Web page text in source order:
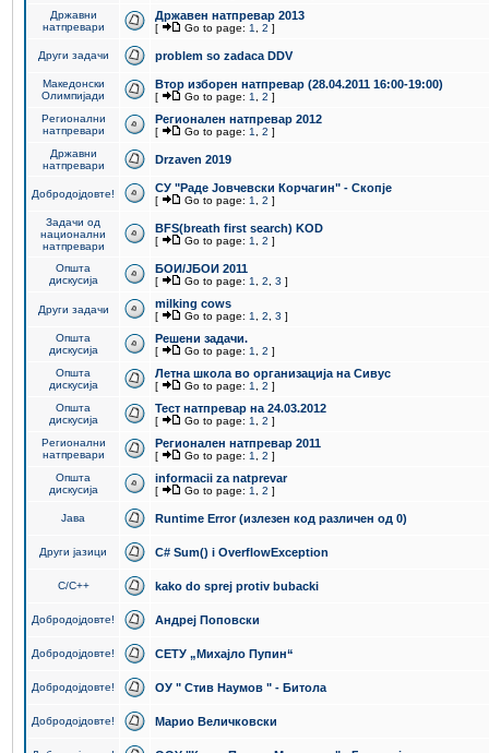
Државни
натпревари
Државен натпревар 2013
[ Go to page: 1 2 ]
Други задачи problem so zadaca DDV
Македонски
Олимпијади
Втор изборен натпревар (28.04.2011 16:00-19:00)
[ Go to page: 1 2 ]
Регионални
натпревари
Регионален натпревар 2012
[ Go to page: 1 2 ]
Државни
натпревари
Drzaven 2019
Добродојдовте! СУ "Раде Јовчевски Корчагин" - Скопје
[ Go to page: 1 2 ]
Задачи од
национални
натпревари
BFS(breath first search) KOD
[ Go to page: 1 2 ]
Општа
дискусија
БОИ/ЈБОИ 2011
[ Go to page: 1 2 3 ]
Други задачи milking cows
[ Go to page: 1 2 3 ]
Општа
дискусија
Решени задачи.
[ Go to page: 1 2 ]
Општа
дискусија
Летна школа во организација на Сивус
[ Go to page: 1 2 ]
Општа
дискусија
Тест натпревар на 24.03.2012
[ Go to page: 1 2 ]
Регионални
натпревари
Регионален натпревар 2011
[ Go to page: 1 2 ]
Општа
дискусија
informacii za natprevar
[ Go to page: 1 2 ]
Јава Runtime Error (излезен код различен од 0)
Други јазици C# Sum() i OverflowException
C/C++ kako do sprej protiv bubacki
Добродојдовте! Андреј Поповски
Добродојдовте! СЕТУ „Михајло Пупин“
Добродојдовте! ОУ " Стив Наумов " - Битола
Добродојдовте! Марио Величковски